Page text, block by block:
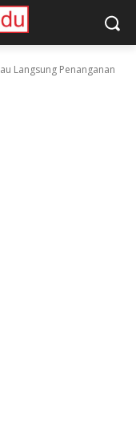
Langsung Penanganan